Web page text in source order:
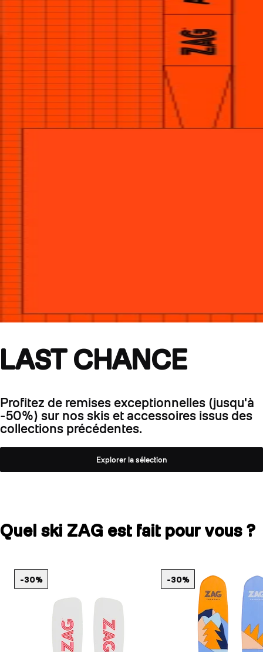
LAST CHANCE
Profitez de remises exceptionnelles (jusqu'à
-50%) sur nos skis et accessoires issus des
collections précédentes.
Explorer la sélection
Quel ski ZAG est fait pour vous ?
-30% -30%